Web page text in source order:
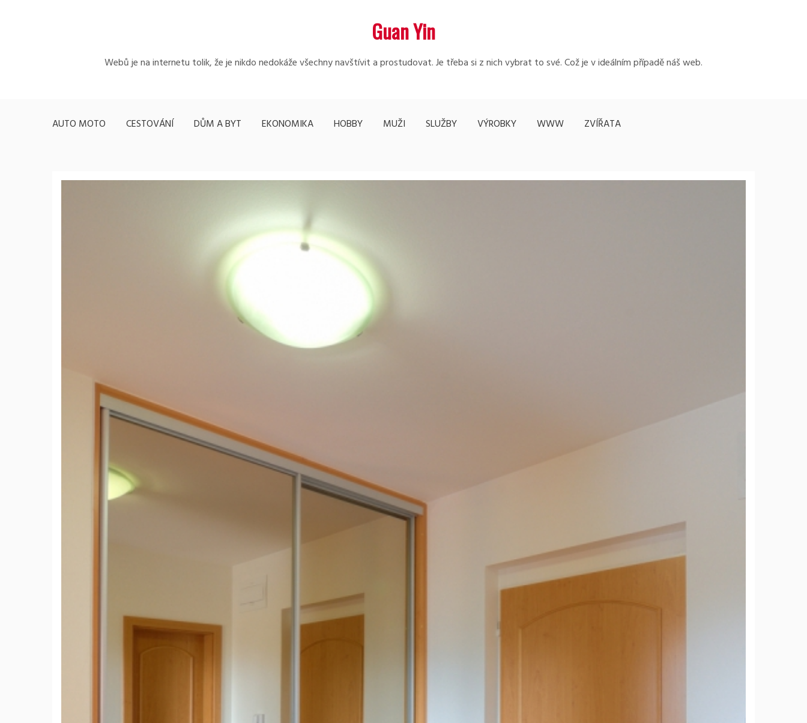
Guan Yin
Webů je na internetu tolik, že je nikdo nedokáže všechny navštívit a prostudovat. Je třeba si z nich vybrat to své. Což je v ideálním případě náš web.
AUTO MOTO CESTOVÁNÍ DŮM A BYT EKONOMIKA HOBBY MUŽI SLUŽBY VÝROBKY WWW ZVÍŘATA